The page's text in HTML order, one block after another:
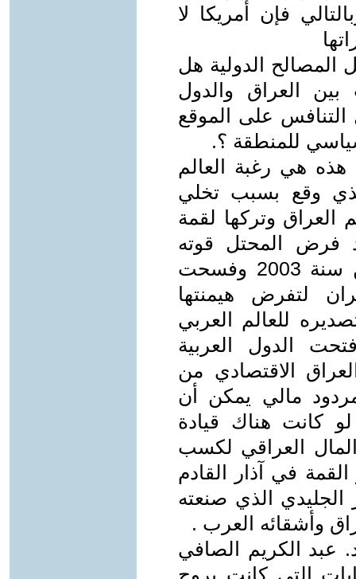
فإن أمريكا لا
المصالح الدولية هل
العراق والدول
التنافس على الموقع
للمنطقة ؟.
هذه هي رغبة العالم
وقع بسبب تخلي
العراق وتركها لقمة
فرض المحتل قوته
العسكرية يوم الثالث من نيسان من سنة 2003 وفسحت
لتفرض هيمنتها
للعالم العربي
الدول العربية
الاقتصادي من
مالي يمكن أن
كانت هناك قيادة
العراقي لكسب
في آذار القادم
الذي صنعته
وأشقائه العرب .
عبد الكريم الصافي
التي كانت بروح